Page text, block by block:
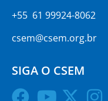
+55 61 99924-8062
csem@csem.org.br
SIGA O CSEM